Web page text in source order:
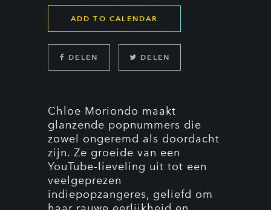
ADD TO CALENDAR
DELEN DELEN
Chloe Moriondo maakt
glanzende popnummers die
zowel ongeremd als doordacht
zijn. Ze groeide van een
YouTube-lieveling uit tot een
veelgeprezen
indiepopzangeres, geliefd om